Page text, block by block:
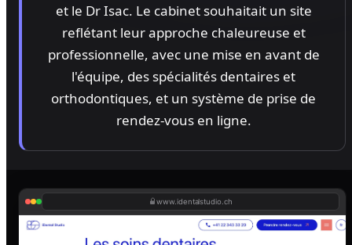
et le Dr Isac. Le cabinet souhaitait un site
reflétant leur approche chaleureuse et
professionnelle, avec une mise en avant de
l'équipe, des spécialités dentaires et
orthodontiques, et un système de prise de
rendez-vous en ligne.
www.identalstudio.ch